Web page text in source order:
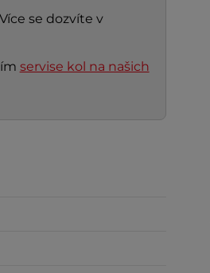
se dozvíte v
servise kol na našich